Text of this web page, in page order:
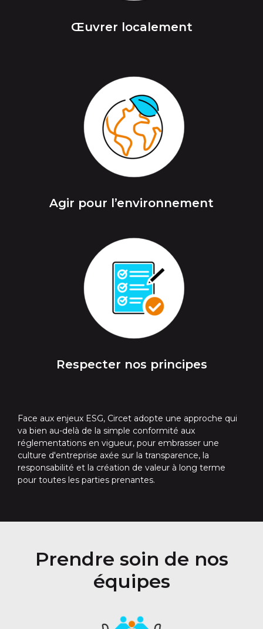
Œuvrer localement
Agir pour l’environnement
Respecter nos principes
Face aux enjeux ESG, Circet adopte une approche qui
va bien au-delà de la simple conformité aux
réglementations en vigueur, pour embrasser une
culture d'entreprise axée sur la transparence, la
responsabilité et la création de valeur à long terme
pour toutes les parties prenantes.
Prendre soin de nos
équipes